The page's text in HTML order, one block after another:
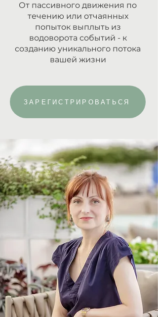
От пассивного движения по
течению или отчаянных
попыток выплыть из
водоворота событий - к
созданию уникального потока
вашей жизни
ЗАРЕГИСТРИРОВАТЬСЯ